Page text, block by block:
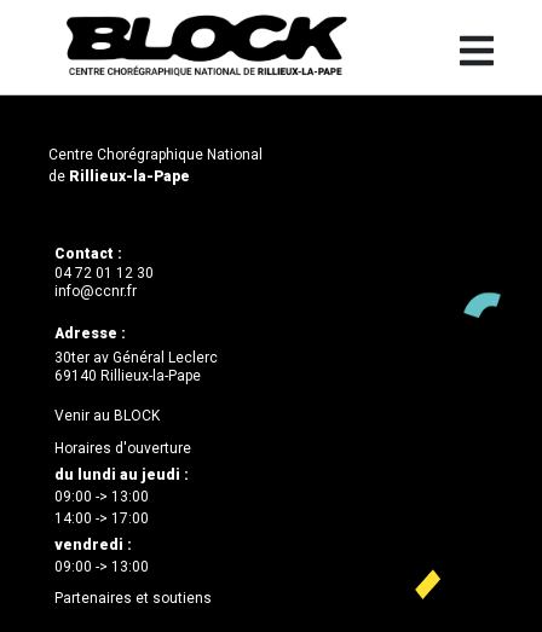
Centre Chorégraphique National
de Rillieux-la-Pape
Contact :
04 72 01 12 30
info@ccnr.fr
Adresse :
30ter av Général Leclerc
69140 Rillieux-la-Pape
Venir au BLOCK
Horaires d'ouverture
du lundi au jeudi :
09:00 -> 13:00
14:00 -> 17:00
vendredi :
09:00 -> 13:00
Partenaires et soutiens